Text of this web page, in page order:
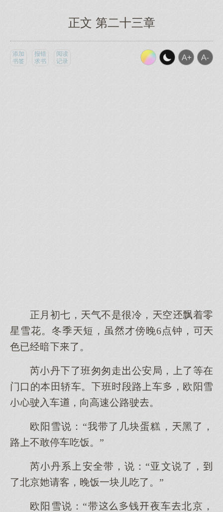
正文 第二十三章
添加
书签
报错
求书
阅读
记录
正月初七，气不是很冷，空飘着零
星雪花。冬季短，虽才傍晚6点钟，
色已经暗了。
芮丹了班匆匆走公安局，了等在
门口的本田轿车。班段路车，欧阳雪
驶入车，向高速公路驶。
欧阳雪说：“我带了几块蛋糕，黑了，
路不敢停车吃饭。”
芮丹系安全带，说：“亚文说了，
了北京请客，晚饭一块儿吃了。”
欧阳雪说：“带钱夜车北京，